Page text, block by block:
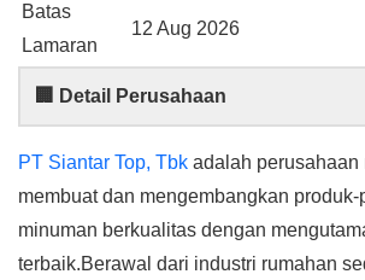
Batas
Lamaran
12 Aug 2026
🏢 Detail Perusahaan
PT Siantar Top, Tbk adalah perusahaan
membuat dan mengembangkan
minuman berkualitas dengan
terbaik.Berawal dari industri rumahan